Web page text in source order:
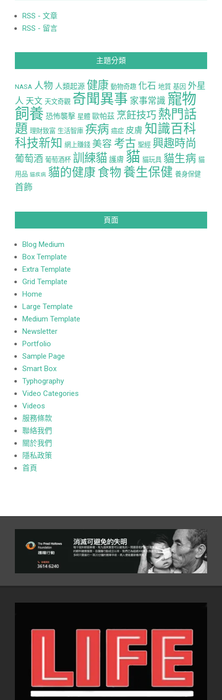
RSS - 文章
RSS - 留言
主題分類
NASA 人物 人類起源 健康 動物奇趣 化石 地質 基因 外星
人 天文 天文奇觀 奇聞異事 家事常識 寵物
飼養 恐怖襲擊 星體 歐帕茲 烹飪技巧 熱門話
題 理財致富 生活智庫 疾病 癌症 皮膚 知識百科
科技新知 網上賺錢 美容 考古 聖經 興趣時尚
葡萄酒 葡萄酒杯 訓練貓 護膚 貓 貓玩具 貓生病 貓
用品 貓疾病 貓的健康 食物 養生保健 養身保健
首飾
頁面
Blog Medium
Box Template
Extra Template
Grid Template
Home
Large Template
Medium Template
Newsletter
Portfolio
Sample Page
Smart Box
Typhography
Video Categories
Videos
服務條款
聯絡我們
關於我們
隱私政策
首頁